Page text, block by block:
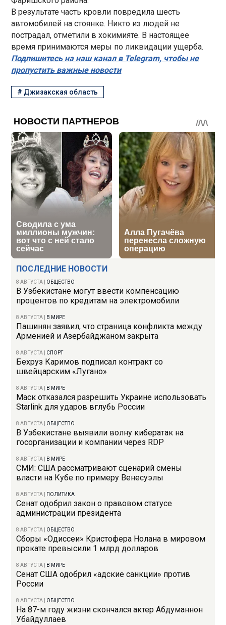
ПОСЛЕДНИЕ НОВОСТИ
8 АВГУСТА ОБЩЕСТВО
В Узбекистане могут ввести компенсацию
процентов по кредитам на электромобили
8 АВГУСТА В МИРЕ
Пашинян заявил, что страница конфликта между
Арменией и Азербайджаном закрыта
8 АВГУСТА СПОРТ
Бехруз Каримов подписал контракт со
швейцарским «Лугано»
8 АВГУСТА В МИРЕ
Маск отказался разрешить Украине использовать
Starlink для ударов вглубь России
8 АВГУСТА ОБЩЕСТВО
В Узбекистане выявили волну кибератак на
госорганизации и компании через RDP
8 АВГУСТА В МИРЕ
СМИ: США рассматривают сценарий смены
власти на Кубе по примеру Венесуэлы
8 АВГУСТА ПОЛИТИКА
Сенат одобрил закон о правовом статусе
администрации президента
8 АВГУСТА ОБЩЕСТВО
Сборы «Одиссеи» Кристофера Нолана в мировом
прокате превысили 1 млрд долларов
8 АВГУСТА В МИРЕ
Сенат США одобрил «адские санкции» против
России
8 АВГУСТА ОБЩЕСТВО
На 87-м году жизни скончался актер Абдуманнон
Убайдуллаев
В результате часть кровли повредила шесть
автомобилей на стоянке. Никто из людей не
пострадал, отметили в хокимияте. В настоящее
время принимаются меры по ликвидации ущерба.
Подпишитесь на наш канал в Telegram, чтобы не
пропустить важные новости
# Джизакская область